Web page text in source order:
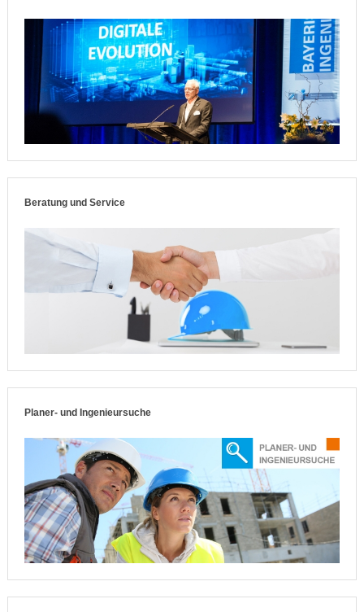
Beratung und Service
Planer- und Ingenieursuche